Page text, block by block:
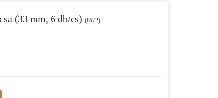
(33 mm, 6 db/cs) (8572)